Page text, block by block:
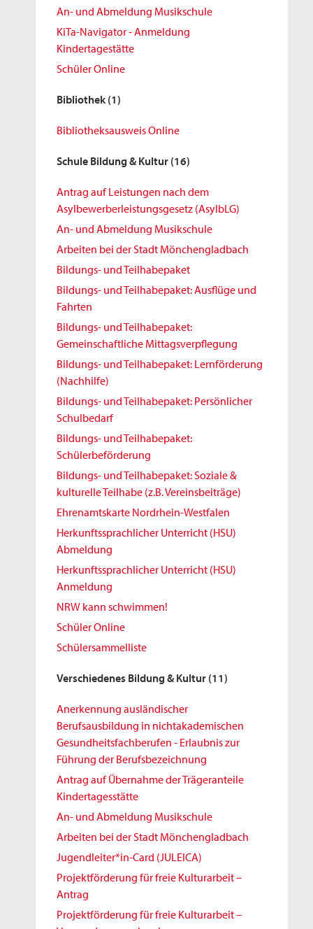
An- und Abmeldung Musikschule
KiTa-Navigator - Anmeldung
Kindertagestätte
Schüler Online
Bibliothek (1)
Bibliotheksausweis Online
Schule Bildung & Kultur (16)
Antrag auf Leistungen nach dem
Asylbewerberleistungsgesetz (AsylbLG)
An- und Abmeldung Musikschule
Arbeiten bei der Stadt Mönchengladbach
Bildungs- und Teilhabepaket
Bildungs- und Teilhabepaket: Ausflüge und
Fahrten
Bildungs- und Teilhabepaket:
Gemeinschaftliche Mittagsverpflegung
Bildungs- und Teilhabepaket: Lernförderung
(Nachhilfe)
Bildungs- und Teilhabepaket: Persönlicher
Schulbedarf
Bildungs- und Teilhabepaket:
Schülerbeförderung
Bildungs- und Teilhabepaket: Soziale &
kulturelle Teilhabe (z.B. Vereinsbeiträge)
Ehrenamtskarte Nordrhein-Westfalen
Herkunftssprachlicher Unterricht (HSU)
Abmeldung
Herkunftssprachlicher Unterricht (HSU)
Anmeldung
NRW kann schwimmen!
Schüler Online
Schülersammelliste
Verschiedenes Bildung & Kultur (11)
Anerkennung ausländischer
Berufsausbildung in nichtakademischen
Gesundheitsfachberufen - Erlaubnis zur
Führung der Berufsbezeichnung
Antrag auf Übernahme der Trägeranteile
Kindertagesstätte
An- und Abmeldung Musikschule
Arbeiten bei der Stadt Mönchengladbach
Jugendleiter*in-Card (JULEICA)
Projektförderung für freie Kulturarbeit –
Antrag
Projektförderung für freie Kulturarbeit –